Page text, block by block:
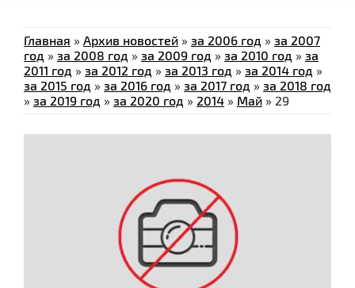
Главная » Архив новостей » за 2006 год » за 2007
год » за 2008 год » за 2009 год » за 2010 год » за
2011 год » за 2012 год » за 2013 год » за 2014 год »
за 2015 год » за 2016 год » за 2017 год » за 2018 год
» за 2019 год » за 2020 год » 2014 » Май » 29